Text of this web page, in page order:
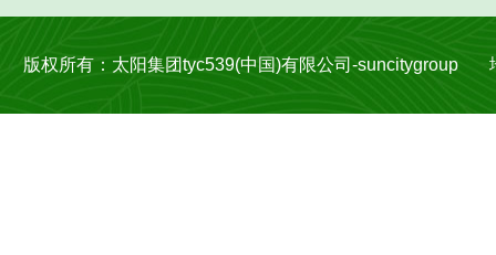
版权所有：太阳集团tyc539(中国)有限公司-